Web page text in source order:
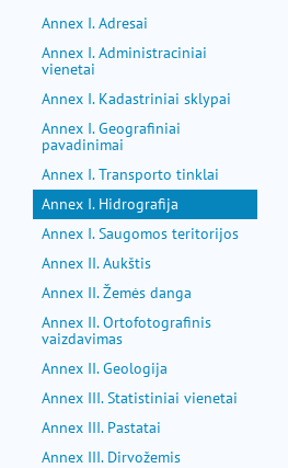
Annex I. Adresai
Annex I. Administraciniai
vienetai
Annex I. Kadastriniai sklypai
Annex I. Geografiniai
pavadinimai
Annex I. Transporto tinklai
Annex I. Hidrografija
Annex I. Saugomos teritorijos
Annex II. Aukštis
Annex II. Žemės danga
Annex II. Ortofotografinis
vaizdavimas
Annex II. Geologija
Annex III. Statistiniai vienetai
Annex III. Pastatai
Annex III. Dirvožemis